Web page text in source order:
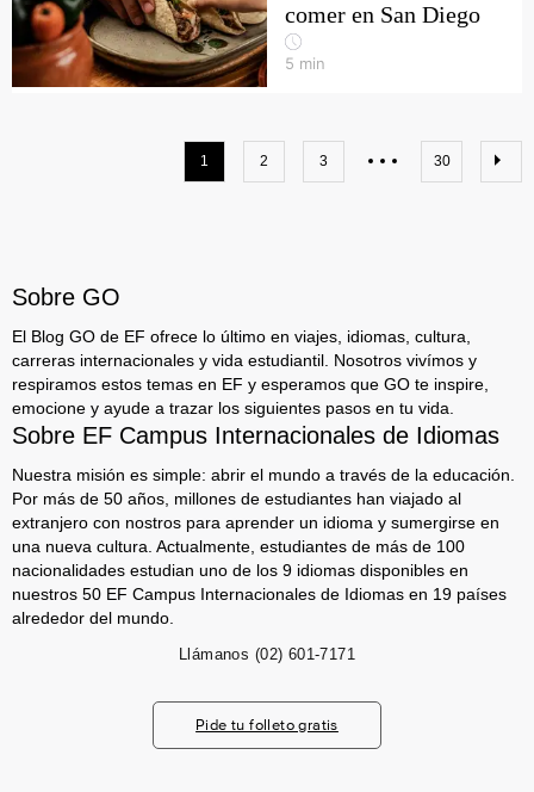
comer en San Diego
5 min
1 2 3 30
Sobre GO
El Blog GO de EF ofrece lo último en viajes, idiomas, cultura,
carreras internacionales y vida estudiantil. Nosotros vivímos y
respiramos estos temas en EF y esperamos que GO te inspire,
emocione y ayude a trazar los siguientes pasos en tu vida.
Sobre EF Campus Internacionales de Idiomas
Nuestra misión es simple: abrir el mundo a través de la educación.
Por más de 50 años, millones de estudiantes han viajado al
extranjero con nostros para aprender un idioma y sumergirse en
una nueva cultura. Actualmente, estudiantes de más de 100
nacionalidades estudian uno de los 9 idiomas disponibles en
nuestros 50 EF Campus Internacionales de Idiomas en 19 países
alrededor del mundo.
Llámanos (02) 601-7171
Pide tu folleto gratis